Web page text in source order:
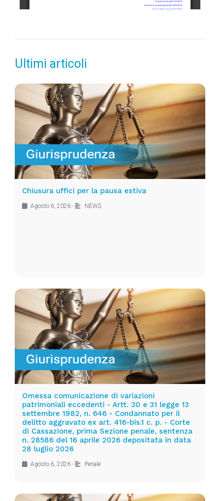
Ultimi articoli
Chiusura uffici per la pausa estiva
Agosto 6, 2026 • NEWS
Omessa comunicazione di variazioni
patrimoniali eccedenti - Artt. 30 e 31 legge 13
settembre 1982, n. 646 - Condannato per il
delitto aggravato ex art. 416-bis.1 c. p. - Corte
di Cassazione, prima Sezione penale, sentenza
n. 28586 del 16 aprile 2026 depositata in data
28 luglio 2026
Agosto 6, 2026 • Penale